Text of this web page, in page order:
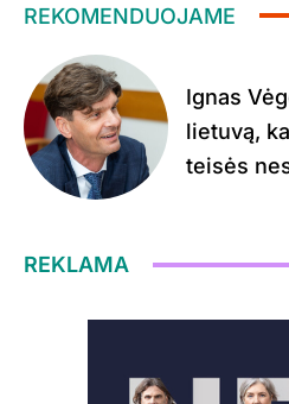
REKOMENDUOJAME
Ignas
lietuvą,
teisės
REKLAMA